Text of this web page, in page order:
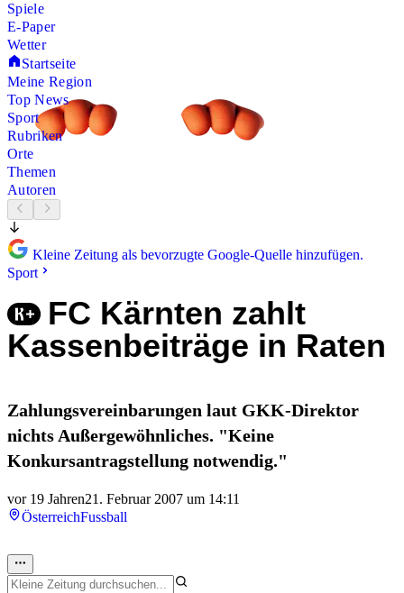
Spiele
E-Paper
Wetter
Startseite
Meine Region
Top News
Sport
Rubriken
Orte
Themen
Autoren
Kleine Zeitung als bevorzugte Google-Quelle hinzufügen.
Sport
FC Kärnten zahlt
Kassenbeiträge in Raten
Zahlungsvereinbarungen laut GKK-Direktor
nichts Außergewöhnliches. "Keine
Konkursantragstellung notwendig."
vor 19 Jahren21. Februar 2007 um 14:11
ÖsterreichFussball